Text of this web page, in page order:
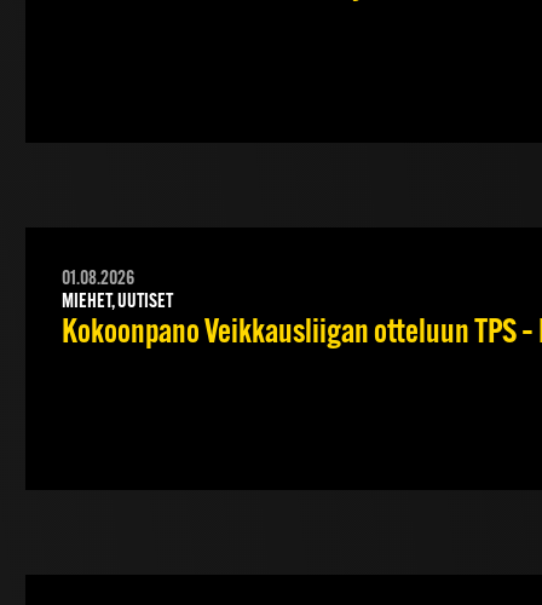
01.08.2026
MIEHET, UUTISET
Kokoonpano Veikkausliigan otteluun TPS